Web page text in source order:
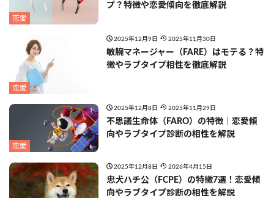
恋愛
プ？特徴や恋愛傾向を徹底解説
恋愛
2025年12月9日 2025年11月30日
敏腕マネージャー（FARE）はモテる？特
徴やラブタイプ相性を徹底解説
恋愛
2025年12月8日 2025年11月29日
不思議生命体（FARO）の特徴｜恋愛傾
向やラブタイプ診断の相性を解説
2025年12月8日 2026年4月15日
忠犬ハチ公（FCPE）の特徴7選！恋愛傾
向やラブタイプ診断の相性を解説